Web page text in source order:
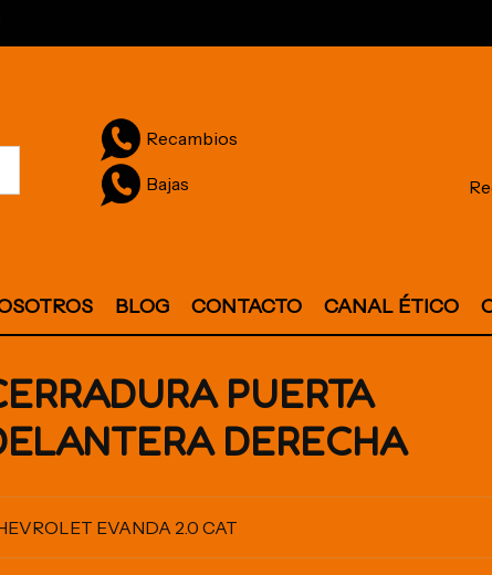
Recambios
Bajas
BLOG CONTACTO CANAL ÉTICO
PUERTA
DERECHA
EVANDA 2.0 CAT